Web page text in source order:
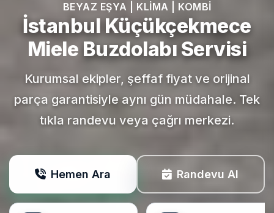
BEYAZ EŞYA | KLIMA | KOMBI
İstanbul Küçükçekmece
Miele Buzdolabı Servisi
Kurumsal ekipler, şeffaf fiyat ve orijinal
parça garantisiyle aynı gün müdahale. Tek
tıkla randevu veya çağrı merkezi.
Hemen Ara Randevu Al